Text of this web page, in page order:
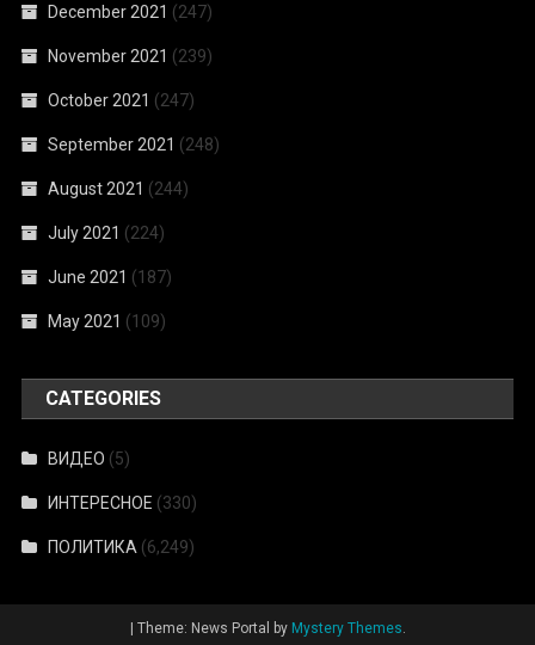
December 2021 (247)
November 2021 (239)
October 2021 (247)
September 2021 (248)
August 2021 (244)
July 2021 (224)
June 2021 (187)
May 2021 (109)
CATEGORIES
ВИДЕО (5)
ИНТЕРЕСНОЕ (330)
ПОЛИТИКА (6,249)
| Theme: News Portal by Mystery Themes